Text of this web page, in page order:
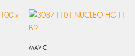
MAVIC